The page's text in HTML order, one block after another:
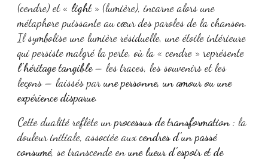
(cendre) et «light» (lumière), incarne alors une
métaphore puissante au cœur des paroles de la chanson.
Il symbolise une lumière résiduelle, une étoile intérieure
qui persiste malgré la perte, où la « cendre » représente
l’héritage tangible– les traces, les souvenirs et les
leçons – laissés parune personne, un amour ou une
expérience disparue.
Cette dualité reflète unprocessus de transformation: la
douleur initiale, associée auxcendres d’un passé
consumé, se transcende enune lueur d’espoir et de